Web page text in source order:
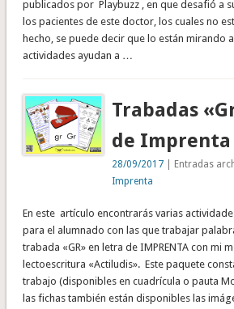
publicados por Playbuzz , en que desafió a
los pacientes de este doctor, los cuales no
hecho, se puede decir que lo están mirando
actividades ayudan a …
Trabadas
de Imprenta
28/09/2017 | Entradas
Imprenta
En este artículo encontrarás varias
para el alumnado con las que trabajar
trabada «GR» en letra de IMPRENTA con mi
lectoescritura «Actiludis». Este paquete
trabajo (disponibles en cuadrícula o pauta
las fichas también están disponibles las